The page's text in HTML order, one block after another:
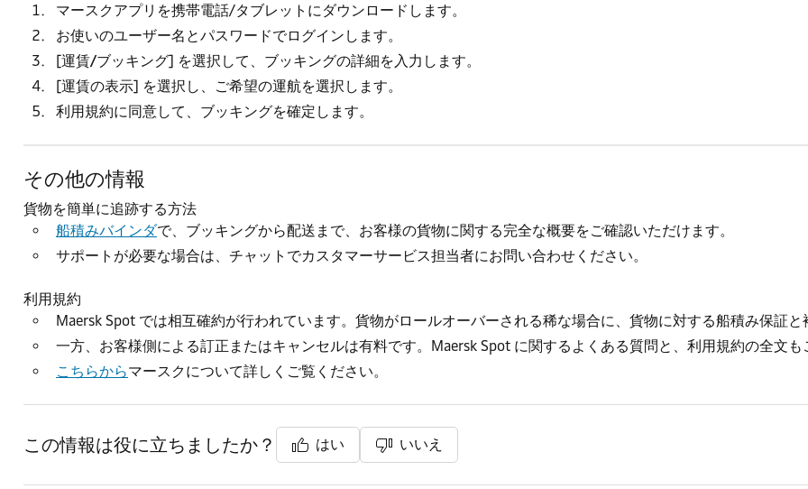
マースクアプリ を携帯電話/タブレットにダウンロードします。
お使いのユーザー名とパスワードでログインします。
[運賃/ブッキング] を選択して、ブッキングの詳細を入力します。
[運賃の表示] を選択し、ご希望の運航を選択します。
利用規約に同意して、ブッキングを確定します。
その他の情報
貨物を簡単に追跡する方法
船積みバインダで、ブッキングから配送まで、お客様の貨物に関する完全な概要をご確認いただけます。
サポートが必要な場合は、チャットでカスタマーサービス担当者にお問い合わせください。
利用規約
Maersk Spot では相互確約が行われています。貨物がロールオーバーされる稀な場合に、貨物に対する船積み保証と
一方、お客様側による訂正またはキャンセルは有料です。Maersk Spot に関するよくある質問と、利用規約の全文も
こちらからマースクについて詳しくご覧ください。
この情報は役に立ちましたか？ はい いいえ